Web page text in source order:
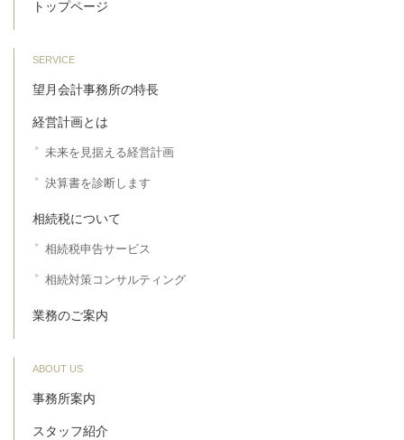
トップページ
SERVICE
望月会計事務所の特長
経営計画とは
未来を見据える経営計画
決算書を診断します
相続税について
相続税申告サービス
相続対策コンサルティング
業務のご案内
ABOUT US
事務所案内
スタッフ紹介